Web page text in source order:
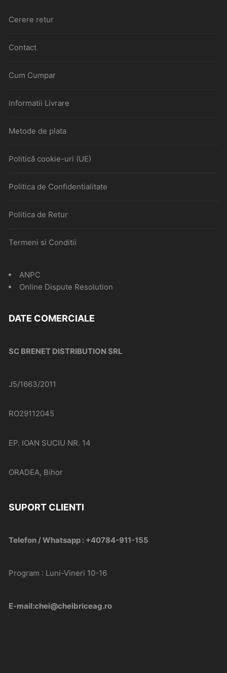
Cerere retur
Contact
Cum Cumpar
Informatii Livrare
Metode de plata
Politică cookie-uri (UE)
Politica de Confidentialitate
Politica de Retur
Termeni si Conditii
ANPC
Online Dispute Resolution
DATE COMERCIALE
SC BRENET DISTRIBUTION SRL
J5/1663/2011
RO29112045
EP. IOAN SUCIU NR. 14
ORADEA, Bihor
SUPORT CLIENTI
Telefon / Whatsapp : +40784-911-155
Program : Luni-Vineri 10-16
E-mail:chei@cheibriceag.ro